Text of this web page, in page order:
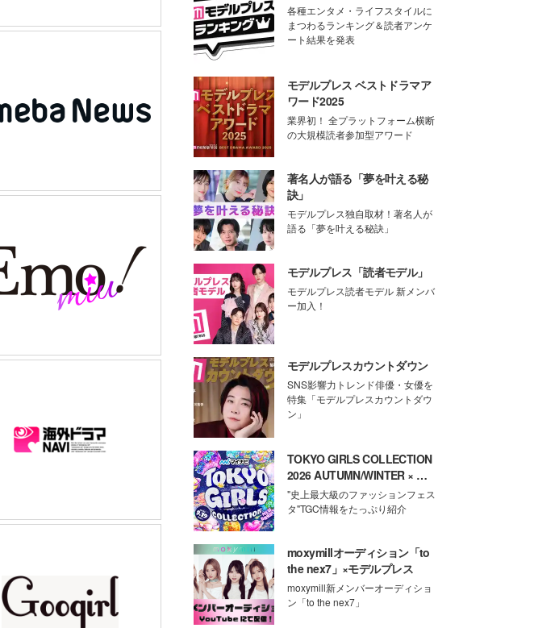
各種エンタメ・ライフスタイルに
まつわるランキング＆読者アンケ
ート結果を発表
モデルプレス ベストドラマア
ワード2025
業界初！ 全プラットフォーム横断
の大規模読者参加型アワード
著名人が語る「夢を叶える秘
訣」
モデルプレス独自取材！著名人が
語る「夢を叶える秘訣」
モデルプレス「読者モデル」
モデルプレス読者モデル 新メンバ
ー加入！
モデルプレスカウントダウン
SNS影響力トレンド俳優・女優を
特集「モデルプレスカウントダウ
ン」
TOKYO GIRLS COLLECTION
2026 AUTUMN/WINTER × モ
デルプレス
"史上最大級のファッションフェス
タ"TGC情報をたっぷり紹介
moxymillオーディション「to
the nex7」×モデルプレス
moxymill新メンバーオーディショ
ン「to the nex7」